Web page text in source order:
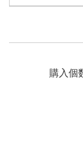
購入個